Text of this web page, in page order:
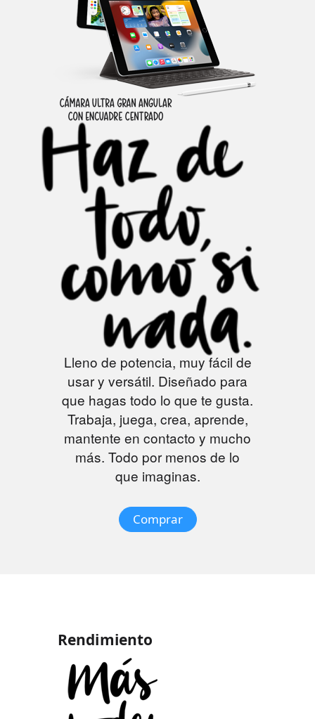
Lleno de potencia, muy fácil de
usar y versátil. Diseñado para
que hagas todo lo que te gusta.
Trabaja, juega, crea, aprende,
mantente en contacto y mucho
más. Todo por menos de lo
que imaginas.
Comprar
Rendimiento